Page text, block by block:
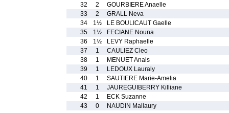
32
2
GOURBIERE Anaelle
33
2
GRALL Neva
34
1½
LE BOULICAUT Gaelle
35
1½
FECIANE Nouna
36
1½
LEVY Raphaelle
37
1
CAULIEZ Cleo
38
1
MENUET Anais
39
1
LEDOUX Lauraly
40
1
SAUTIERE Marie-Amelia
41
1
JAUREGUIBERRY Killiane
42
1
ECK Suzanne
43
0 NAUDIN Mallaury